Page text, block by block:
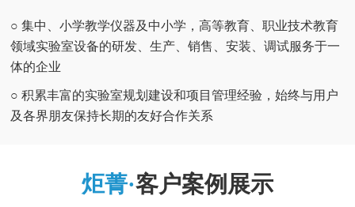
○ 集中、小学教学仪器及中小学，高等教育、职业技术教育
领域实验室设备的研发、生产、销售、安装、调试服务于一
体的企业
○ 积累丰富的实验室规划建设和项目管理经验，始终与用户
及各界朋友保持长期的友好合作关系
炬菁·客户案例展示